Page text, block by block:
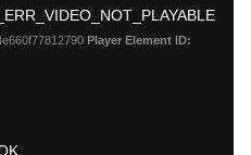
Player Element ID: